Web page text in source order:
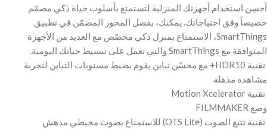
أحسِن استخدام أجهزتك المنزلية لتستمتع بأسلوب حياة ذكي مصمّم
خصيصاً وفق احتياجاتك. يمكنك، بفضل المحور المضمّن في تطبيق
SmartThings، الاستمتاع بمنزل ذكي مخصّص مع العديد من الأجهزة
المتوافقة مع SmartThings والتي تعمل على تبسيط حياتك اليومية.
تقنية HDR10+ مع محسّن تباين يقوم بضبط مستويات التباين لتجربة
مشاهدة مذهلة
تقنية Motion Xcelerator
وضع FILMMAKER
تقنية تتبع الصوت (OTS Lite) للاستمتاع بصوت محيطي مدهش